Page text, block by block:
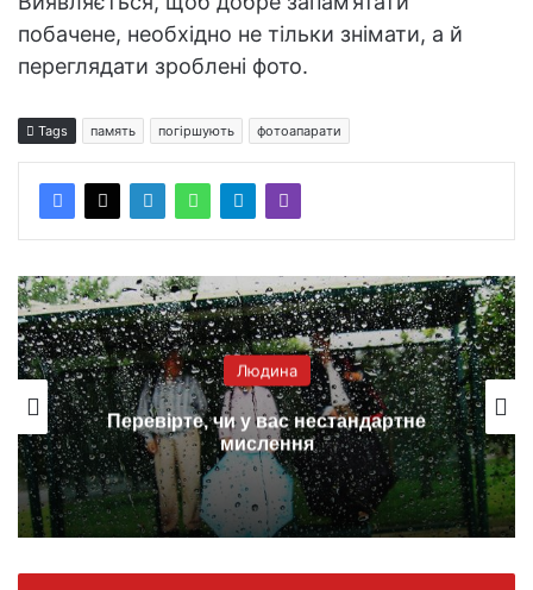
побачене, необхідно не тільки знімати, а й
переглядати зроблені фото.
Tags память погіршують фотоапарати
Людина
Перевірте, чи у вас нестандартне
мислення